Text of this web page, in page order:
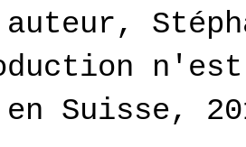
en Suisse,